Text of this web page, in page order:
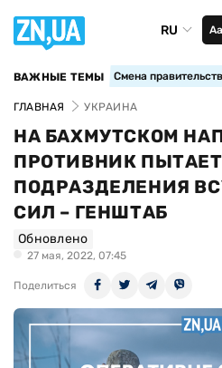
RU Аа
ВАЖНЫЕ ТЕМЫ Смена
ГЛАВНАЯ УКРАИНА
НА БАХМУТСКОМ
ПРОТИВНИК
ПОДРАЗДЕЛЕНИЯ
СИЛ – ГЕНШТАБ
Обновлено
27 мая, 2022, 07:45
Поделиться